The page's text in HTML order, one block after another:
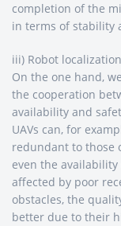
completion of the
in terms of stability
iii) Robot localization
On the one hand,
the cooperation
availability and
UAVs can, for
redundant to those
even the availability
affected by poor
obstacles, the
better due to their